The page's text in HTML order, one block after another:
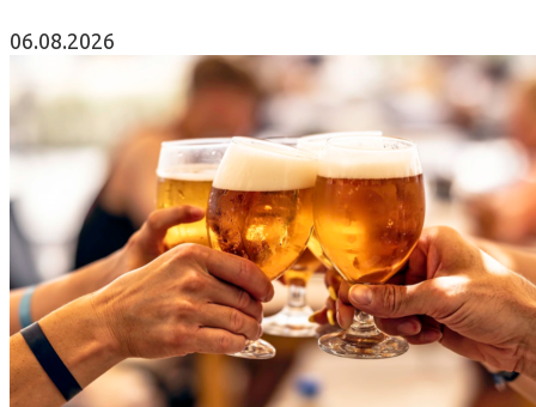
06.08.2026